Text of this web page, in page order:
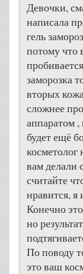
Девочки,
написала
гель
потому что
заморозка
вторых
сложнее
аппаратом ,
будет ещё
косметолог
вам делали
считайте
нравится, я
Конечно
но
По поводу
это ваш